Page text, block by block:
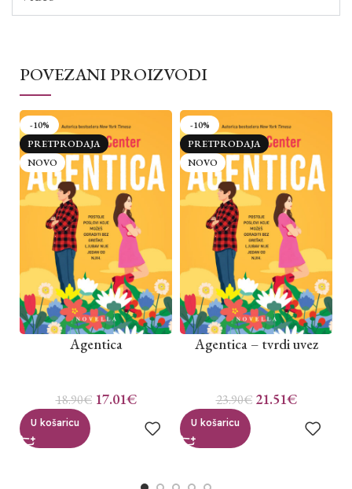
POVEZANI PROIZVODI
-10%
PRETPRODAJA
NOVO
Agentica
18.90€ 17.01€
U košaricu
-10%
PRETPRODAJA
NOVO
Agentica – tvrdi uvez
23.90€ 21.51€
U košaricu